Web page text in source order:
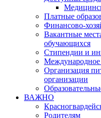
Платные
Финансово-
Вакантные
обучающихся
Стипендии и
Международное
Организация
организации
ВАЖНО
Родителям